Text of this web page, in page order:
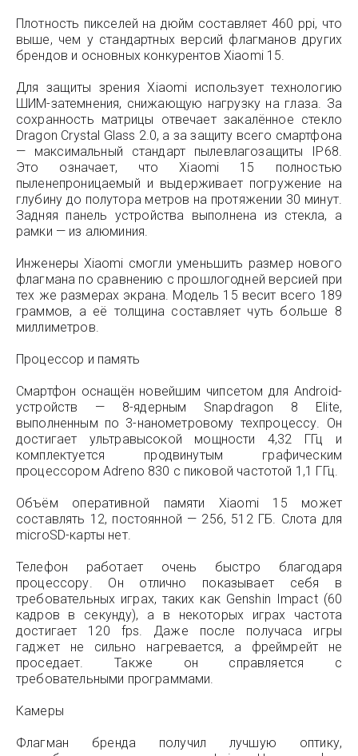
Плотность пикселей на дюйм составляет 460 ppi, что
выше, чем у стандартных версий флагманов других
брендов и основных конкурентов Xiaomi 15.
Для защиты зрения Xiaomi использует технологию
ШИМ-затемнения, снижающую нагрузку на глаза. За
сохранность матрицы отвечает закалённое стекло
Dragon Crystal Glass 2.0, а за защиту всего смартфона
— максимальный стандарт пылевлагозащиты IP68.
Это означает, что Xiaomi 15 полностью
пыленепроницаемый и выдерживает погружение на
глубину до полутора метров на протяжении 30 минут.
Задняя панель устройства выполнена из стекла, а
рамки — из алюминия.
Инженеры Xiaomi смогли уменьшить размер нового
флагмана по сравнению с прошлогодней версией при
тех же размерах экрана. Модель 15 весит всего 189
граммов, а её толщина составляет чуть больше 8
миллиметров.
Процессор и память
Смартфон оснащён новейшим чипсетом для Android-
устройств — 8-ядерным Snapdragon 8 Elite,
выполненным по 3-нанометровому техпроцессу. Он
достигает ультравысокой мощности 4,32 ГГц и
комплектуется продвинутым графическим
процессором Adreno 830 с пиковой частотой 1,1 ГГц.
Объём оперативной памяти Xiaomi 15 может
составлять 12, постоянной — 256, 512 ГБ. Слота для
microSD-карты нет.
Телефон работает очень быстро благодаря
процессору. Он отлично показывает себя в
требовательных играх, таких как Genshin Impact (60
кадров в секунду), а в некоторых играх частота
достигает 120 fps. Даже после получаса игры
гаджет не сильно нагревается, а фреймрейт не
проседает. Также он справляется с
требовательными программами.
Камеры
Флагман бренда получил лучшую оптику,